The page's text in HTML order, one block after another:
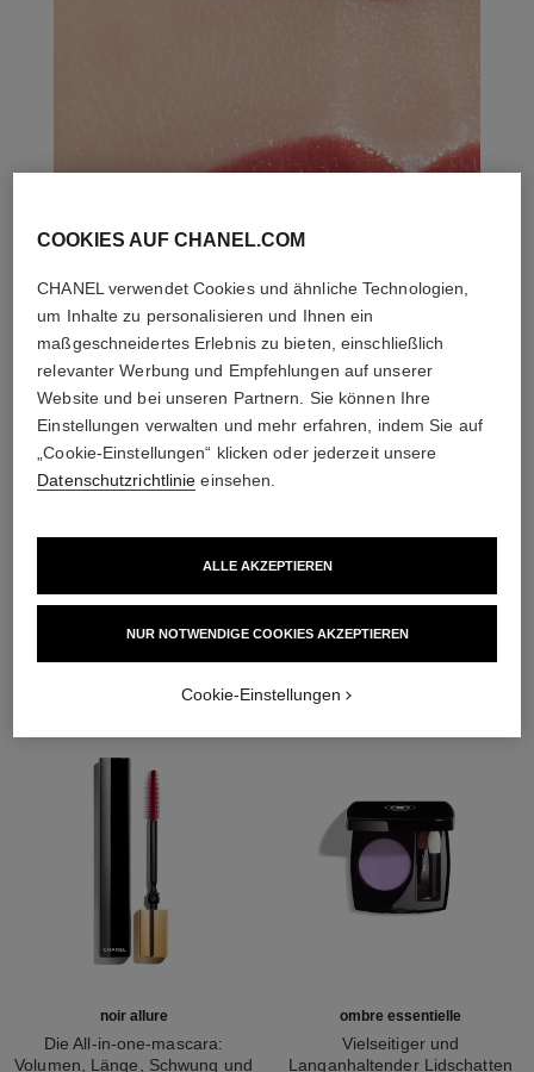
noir allure
Die All-in-one-mascara:
Volumen, Länge, Schwung und
ombre essentielle
Vielseitiger und
Langanhaltender Lidschatten
COOKIES AUF CHANEL.COM
CHANEL verwendet Cookies und ähnliche Technologien,
um Inhalte zu personalisieren und Ihnen ein
maßgeschneidertes Erlebnis zu bieten, einschließlich
relevanter Werbung und Empfehlungen auf unserer
Website und bei unseren Partnern. Sie können Ihre
Einstellungen verwalten und mehr erfahren, indem Sie auf
„Cookie-Einstellungen“ klicken oder jederzeit unsere
Datenschutzrichtlinie einsehen.
NUR NOTWENDIGE COOKIES AKZEPTIEREN
ALLE AKZEPTIEREN
Cookie-Einstellungen